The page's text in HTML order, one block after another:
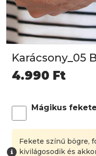
Karácsony_05
4.990 Ft
Mágikus
Fekete színű bögre,
kivilágosodik és